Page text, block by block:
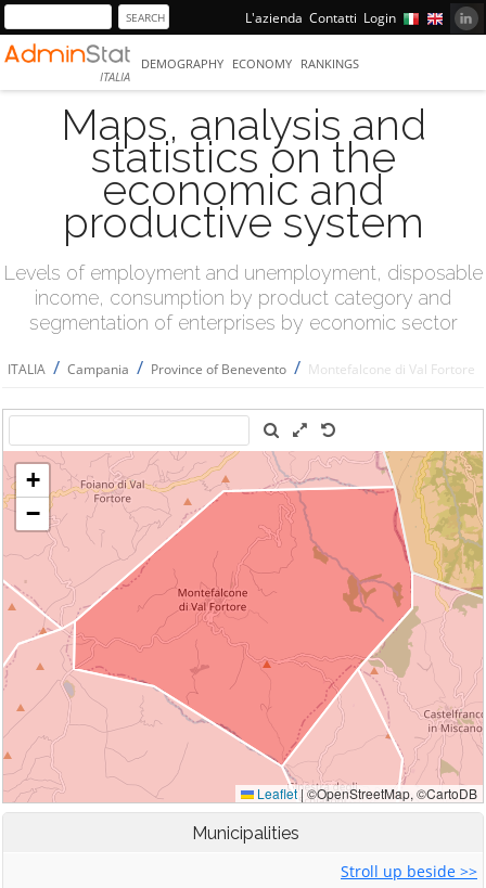
L'azienda Contatti Login
ITALIA
DEMOGRAPHY ECONOMY RANKINGS
Maps, analysis and
statistics on the
economic and
productive system
Levels of employment and unemployment, disposable
income, consumption by product category and
segmentation of enterprises by economic sector
ITALIA / Campania / Province of Benevento / Montefalcone di Val Fortore
Municipalities
Stroll up beside >>